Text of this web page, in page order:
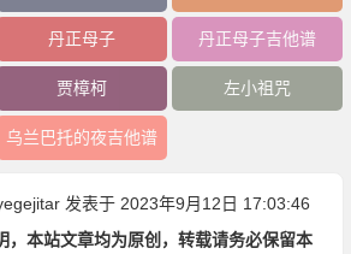
丹正母子 丹正母子吉他谱
贾樟柯 左小祖咒
乌兰巴托的夜吉他谱
发表于 2023年9月12日 17:03:46
，本站文章均为原创，转载请务必保留本